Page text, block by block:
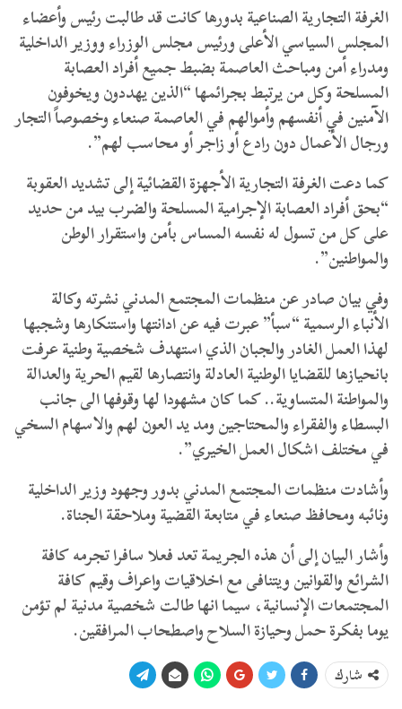
الغرفة التجارية الصناعية بدورها كانت قد طالبت رئيس وأعضاء
المجلس السياسي الأعلى ورئيس مجلس الوزراء ووزير الداخلية
ومدراء أمن ومباحث العاصمة بضبط جميع أفراد العصابة
المسلحة وكل من يرتبط بجرائمها “الذين يهددون ويخوفون
الآمنين في أنفسهم وأموالهم في العاصمة صنعاء وخصوصاً التجار
ورجال الأعمال دون رادع أو زاجر أو محاسب لهم”.
كما دعت الغرفة التجارية الأجهزة القضائية إلى تشديد العقوبة
“بحق أفراد العصابة الإجرامية المسلحة والضرب بيد من حديد
على كل من تسول له نفسه المساس بأمن واستقرار الوطن
والمواطنين”.
وفي بيان صادر عن منظمات المجتمع المدني نشرته وكالة
الأنباء الرسمية “سبأ” عبرت فيه عن ادانتها واستنكارها وشجبها
لهذا العمل الغادر والجبان الذي استهدف شخصية وطنية عرفت
بانحيازها للقضايا الوطنية العادلة وانتصارها لقيم الحرية والعدالة
والمواطنة المتساوية.. كما كان مشهودا لها وقوفها الى جانب
البسطاء والفقراء والمحتاجين ومد يد العون لهم والاسهام السخي
في مختلف اشكال العمل الخيري”.
وأشادت منظمات المجتمع المدني بدور وجهود وزير الداخلية
ونائبه ومحافظ صنعاء في متابعة القضية وملاحقة الجناة.
وأشار البيان إلى أن هذه الجريمة تعد فعلا سافرا تجرمه كافة
الشرائع والقوانين ويتنافى مع اخلاقيات واعراف وقيم كافة
المجتمعات الإنسانية، سيما انها طالت شخصية مدنية لم تؤمن
يوما بفكرة حمل وحيازة السلاح واصطحاب المرافقين.
شارك